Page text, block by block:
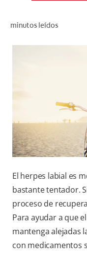
minutos leídos
El herpes labial es
bastante tentador.
proceso de
Para ayudar a que
mantenga alejadas
con medicamentos